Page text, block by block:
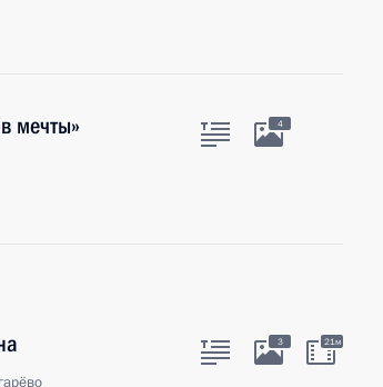
мечты»
4
3 21м